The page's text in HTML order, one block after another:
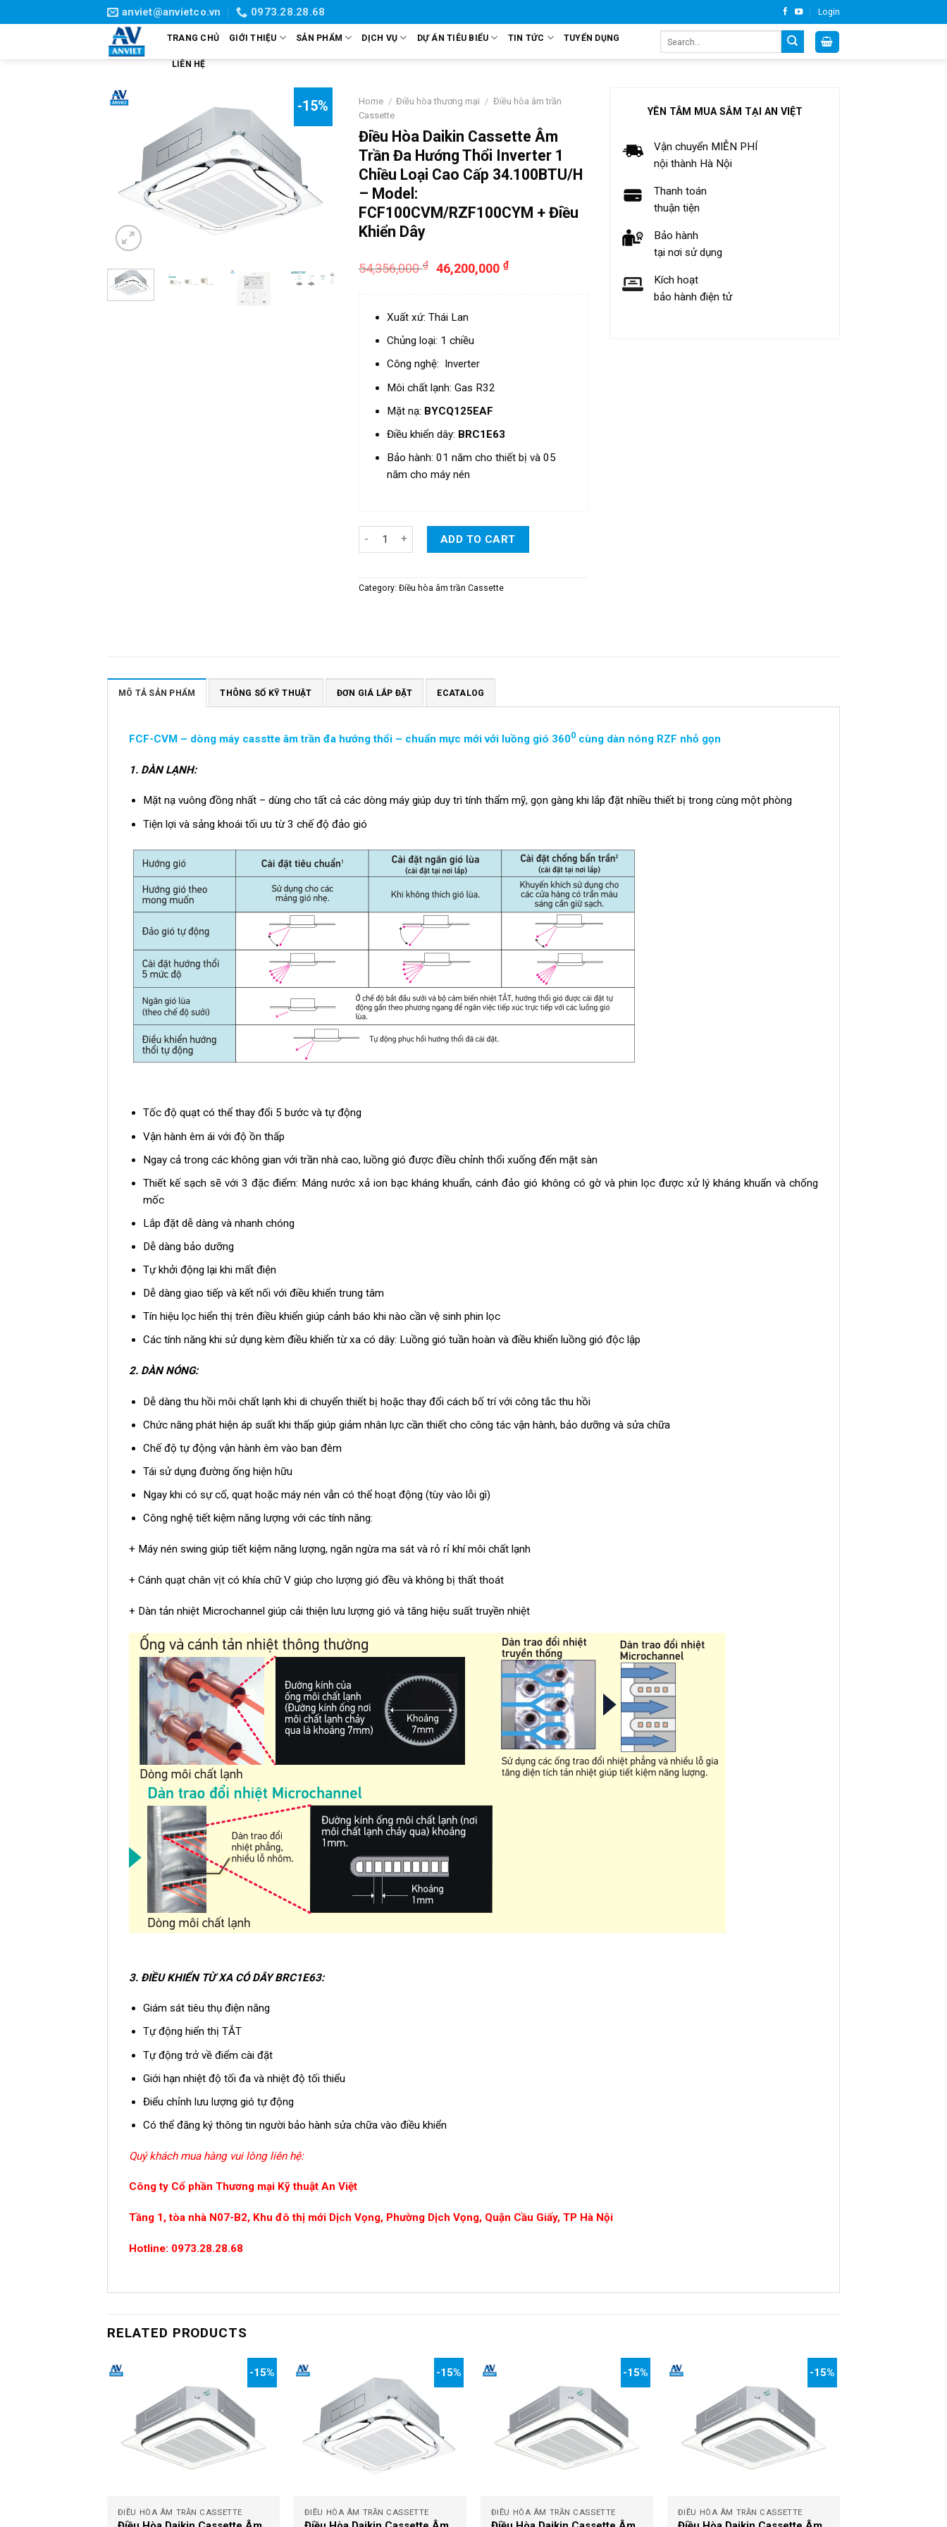
to
anviet@anvietco.vn 0973.28.28.68 Login
TRANG CHỦ GIỚI THIỆU SẢN PHẨM DỊCH VỤ DỰ ÁN TIÊU BIỂU TIN TỨC TUYỂN DỤNG
LIÊN HỆ
-15% Home / Điều hòa thương mại / Điều hòa âm trần
Cassette
Điều Hòa Daikin Cassette Âm
Trần Đa Hướng Thổi Inverter 1
Chiều Loại Cao Cấp 34.100BTU/H
– Model:
FCF100CVM/RZF100CYM + Điều
Khiển Dây
54,356,000₫ 46,200,000₫
Xuất xứ: Thái Lan
Chủng loại: 1 chiều
Công nghệ: Inverter
Môi chất lạnh: Gas R32
Mặt nạ: BYCQ125EAF
Điều khiển dây: BRC1E63
Bảo hành: 01 năm cho thiết bị và 05
năm cho máy nén
ADD TO CART
Category: Điều hòa âm trần Cassette
YÊN TÂM MUA SẮM TẠI AN VIỆT
Vận chuyển MIỄN PHÍ
nội thành Hà Nội
Thanh toán
thuận tiện
Bảo hành
tại nơi sử dụng
Kích hoạt
bảo hành điện tử
MÔ TẢ SẢN PHẨM THÔNG SỐ KỸ THUẬT ĐƠN GIÁ LẮP ĐẶT ECATALOG
FCF-CVM – dòng máy casstte âm trần đa hướng thổi – chuẩn mực mới với luồng gió 3600 cùng dàn nóng RZF nhỏ gọn
1. DÀN LẠNH:
Mặt nạ vuông đồng nhất – dùng cho tất cả các dòng máy giúp duy trì tính thẩm mỹ, gọn gàng khi lắp đặt nhiều thiết bị trong cùng một phòng
Tiện lợi và sảng khoái tối ưu từ 3 chế độ đảo gió
Tốc độ quạt có thể thay đổi 5 bước và tự động
Vận hành êm ái với độ ồn thấp
Ngay cả trong các không gian với trần nhà cao, luồng gió được điều chỉnh thổi xuống đến mặt sàn
Thiết kế sạch sẽ với 3 đặc điểm: Máng nước xả ion bạc kháng khuẩn, cánh đảo gió không có gờ và phin lọc được xử lý kháng khuẩn và chống
mốc
Lắp đặt dễ dàng và nhanh chóng
Dễ dàng bảo dưỡng
Tự khởi động lại khi mất điện
Dễ dàng giao tiếp và kết nối với điều khiển trung tâm
Tín hiệu lọc hiển thị trên điều khiển giúp cảnh báo khi nào cần vệ sinh phin lọc
Các tính năng khi sử dụng kèm điều khiển từ xa có dây: Luồng gió tuần hoàn và điều khiển luồng gió độc lập
2. DÀN NÓNG:
Dễ dàng thu hồi môi chất lạnh khi di chuyển thiết bị hoặc thay đổi cách bố trí với công tắc thu hồi
Chức năng phát hiện áp suất khi thấp giúp giảm nhân lực cần thiết cho công tác vận hành, bảo dưỡng và sửa chữa
Chế độ tự động vận hành êm vào ban đêm
Tái sử dụng đường ống hiện hữu
Ngay khi có sự cố, quạt hoặc máy nén vẫn có thể hoạt động (tùy vào lỗi gì)
Công nghệ tiết kiệm năng lượng với các tính năng:
+ Máy nén swing giúp tiết kiệm năng lượng, ngăn ngừa ma sát và rỏ rỉ khí môi chất lạnh
+ Cánh quạt chân vịt có khía chữ V giúp cho lượng gió đều và không bị thất thoát
+ Dàn tản nhiệt Microchannel giúp cải thiện lưu lượng gió và tăng hiệu suất truyền nhiệt
3. ĐIỀU KHIỂN TỪ XA CÓ DÂY BRC1E63:
Giám sát tiêu thụ điện năng
Tự động hiển thị TẮT
Tự động trở về điểm cài đặt
Giới hạn nhiệt độ tối đa và nhiệt độ tối thiểu
Điểu chỉnh lưu lượng gió tự động
Có thể đăng ký thông tin người bảo hành sửa chữa vào điều khiển
Quý khách mua hàng vui lòng liên hệ:
Công ty Cổ phần Thương mại Kỹ thuật An Việt
Tầng 1, tòa nhà N07-B2, Khu đô thị mới Dịch Vọng, Phường Dịch Vọng, Quận Cầu Giấy, TP Hà Nội
Hotline: 0973.28.28.68
RELATED PRODUCTS
-15%
ĐIỀU HÒA ÂM TRẦN CASSETTE
-15%
ĐIỀU HÒA ÂM TRẦN CASSETTE
-15%
ĐIỀU HÒA ÂM TRẦN CASSETTE
-15%
ĐIỀU HÒA ÂM TRẦN CASSETTE